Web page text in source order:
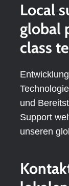
Local
global
class
und
Support
unseren